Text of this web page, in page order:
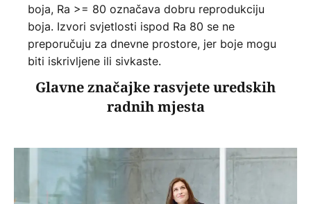
boja, Ra >= 80 označava dobru reprodukciju
boja. Izvori svjetlosti ispod Ra 80 se ne
preporučuju za dnevne prostore, jer boje mogu
biti iskrivljene ili sivkaste.
Glavne značajke rasvjete uredskih
radnih mjesta